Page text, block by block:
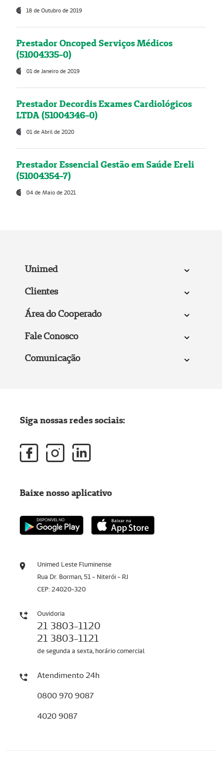
18 de Outubro de 2019
Prestador Oncoped Serviços Médicos
(51004335-0)
01 de Janeiro de 2019
Prestador Decordis Exames Cardiológicos
LTDA (51004346-0)
01 de Abril de 2020
Prestador Essencial Gestão em Saúde Ereli
(51004354-7)
04 de Maio de 2021
Unimed
Clientes
Área do Cooperado
Fale Conosco
Comunicação
Unimed Leste Fluminense
Rua Dr. Borman, 51 - Niterói - RJ
CEP: 24020-320
Ouvidoria
21 3803-1120
21 3803-1121
de segunda a sexta, horário comercial
Atendimento 24h
0800 970 9087
4020 9087
Siga nossas redes sociais:
Baixe nosso aplicativo